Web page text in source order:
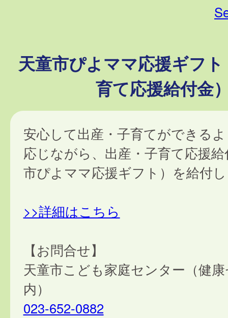
天童市ぴよママ応援ギフ
育て応援給付金
安心して出産・子育てができる
応じながら、出産・子育て応援
市ぴよママ応援ギフト）を給付
>>詳細はこちら
【お問合せ】
天童市こども家庭センター（健
内）
023-652-0882